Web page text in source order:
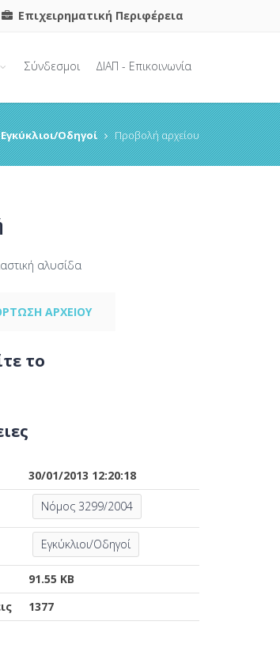
Επιχειρηματική Περιφέρεια
Σύνδεσμοι ΔΙΑΠ - Επικοινωνία
Εγκύκλιοι/Οδηγοί Προβολή αρχείου
αλυσίδα
ΑΡΧΕΙΟΥ
το
30/01/2013 12:20:18
Νόμος 3299/2004
Εγκύκλιοι/Οδηγοί
91.55 KB
1377